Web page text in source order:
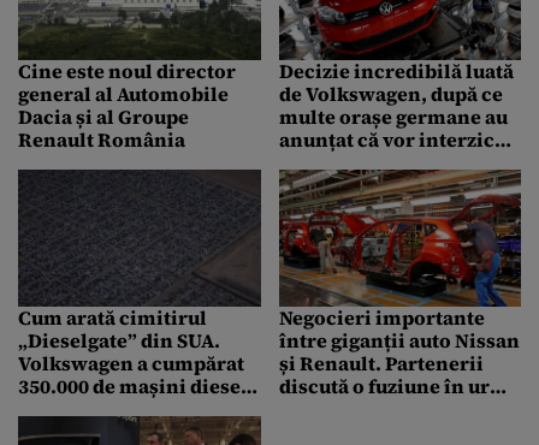
Cine este noul director
general al Automobile
Dacia și al Groupe
Renault România
Decizie incredibilă luată
de Volkswagen, după ce
multe orașe germane au
anunțat că vor interzice
Cum arată cimitirul
„Dieselgate” din SUA.
Volkswagen a cumpărat
350.000 de mașini diesel
scandalul emisiilor
Negocieri importante
între giganții auto Nissan
și Renault. Partenerii
discută o fuziune în urma